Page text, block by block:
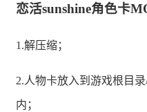
恋活sunshine角色卡
1.解压缩；
2.人物卡放入到游戏根目录
内；